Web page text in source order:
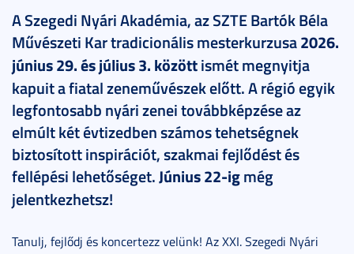
A Szegedi Nyári Akadémia, az SZTE Bartók Béla
Művészeti Kar tradicionális mesterkurzusa2026.
június 29. és július 3. közöttismét megnyitja
kapuit a fiatal zeneművészek előtt. A régió egyik
legfontosabb nyári zenei továbbképzése az
elmúlt két évtizedben számos tehetségnek
biztosított inspirációt, szakmai fejlődést és
fellépési lehetőséget.Június 22-igmég
jelentkezhetsz!
Tanulj, fejlődj és koncertezz velünk! Az XXI. Szegedi Nyári